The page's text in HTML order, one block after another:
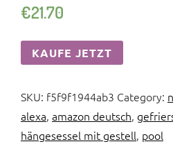
€21.70
KAUFE JETZT
SKU: f5f9f1944ab3 Category:
alexa, amazon deutsch,
hängesessel mit gestell, pool